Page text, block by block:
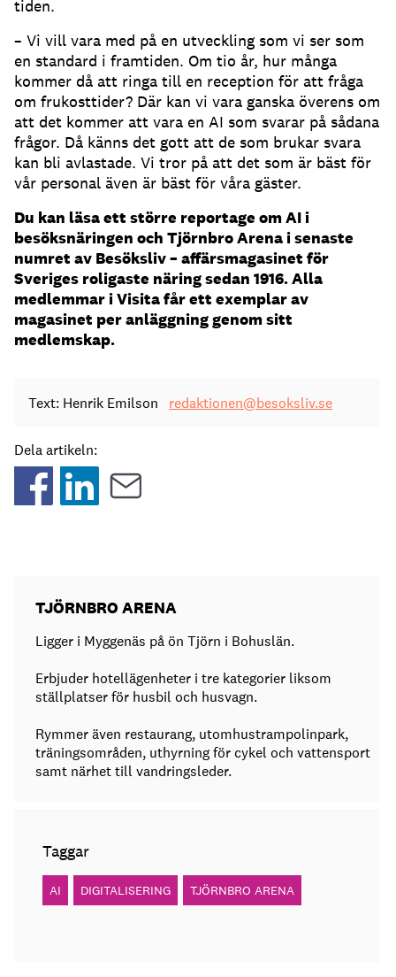
tiden.
– Vi vill vara med på en utveckling som vi ser som
en standard i framtiden. Om tio år, hur många
kommer då att ringa till en reception för att fråga
om frukosttider? Där kan vi vara ganska överens om
att det kommer att vara en AI som svarar på sådana
frågor. Då känns det gott att de som brukar svara
kan bli avlastade. Vi tror på att det som är bäst för
vår personal även är bäst för våra gäster.
Du kan läsa ett större reportage om AI i
besöksnäringen och Tjörnbro Arena i senaste
numret av Besöksliv – affärsmagasinet för
Sveriges roligaste näring sedan 1916. Alla
medlemmar i Visita får ett exemplar av
magasinet per anläggning genom sitt
medlemskap.
Text: Henrik Emilson redaktionen@besoksliv.se
Dela artikeln:
TJÖRNBRO ARENA
Ligger i Myggenäs på ön Tjörn i Bohuslän.
Erbjuder hotellägenheter i tre kategorier liksom
ställplatser för husbil och husvagn.
Rymmer även restaurang, utomhustrampolinpark,
träningsområden, uthyrning för cykel och vattensport
samt närhet till vandringsleder.
Taggar
AI DIGITALISERING TJÖRNBRO ARENA